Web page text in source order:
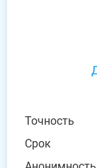
Точность
Срок